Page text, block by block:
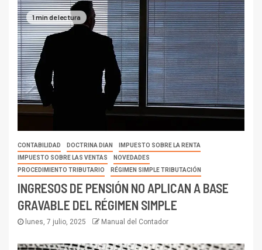
1 min de lectura
CONTABILIDAD DOCTRINA DIAN
IMPUESTO SOBRE LA RENTA
IMPUESTO SOBRE LAS VENTAS
NOVEDADES
PROCEDIMIENTO TRIBUTARIO
RÉGIMEN SIMPLE TRIBUTACIÓN
INGRESOS DE PENSIÓN NO APLICAN A BASE
GRAVABLE DEL RÉGIMEN SIMPLE
lunes, 7 julio, 2025 Manual del Contador